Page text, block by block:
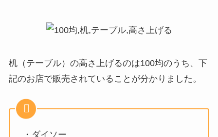
机（テーブル）の高さ上げるのは100均のうち、下
記のお店で販売されていることが分かりました。
・ダイソー